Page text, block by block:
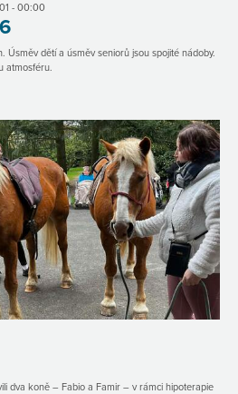
- 00:00
Úsměv dětí a úsměv seniorů jsou spojité nádoby.
atmosféru.
dva koně – Fabio a Famir – v rámci hipoterapie